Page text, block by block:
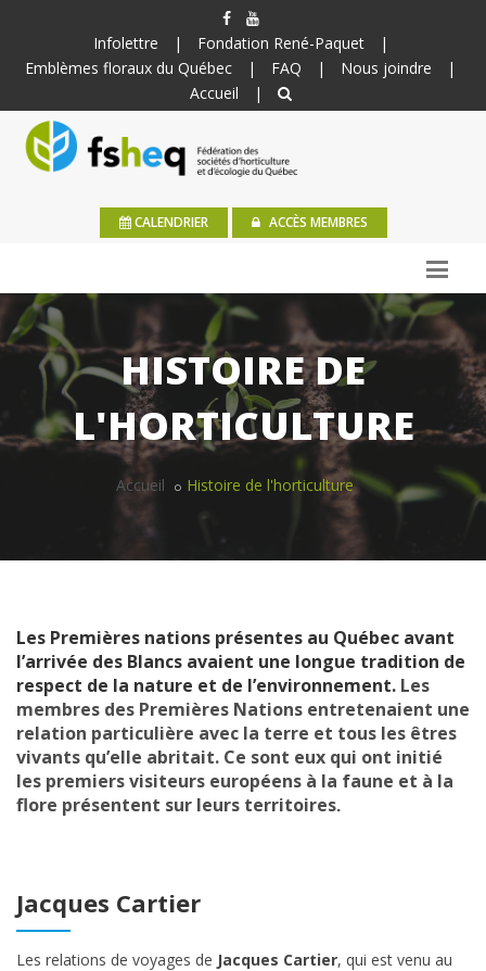
Infolettre | Fondation René-Paquet
|
Emblèmes floraux du Québec
| FAQ | Nous joindre
|
Accueil
|
CALENDRIER ACCÈS MEMBRES
HISTOIRE DE
L'HORTICULTURE
Accueil Histoire de l'horticulture
Les Premières nations présentes au Québec avant
l’arrivée des Blancs avaient une longue tradition de
respect de la nature et de l’environnement. Les
membres des Premières Nations entretenaient une
relation particulière avec la terre et tous les êtres
vivants qu’elle abritait. Ce sont eux qui ont initié
les premiers visiteurs européens à la faune et à la
flore présentent sur leurs territoires.
Jacques Cartier
Les relations de voyages de Jacques Cartier, qui est venu au